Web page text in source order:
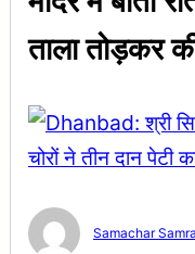
ताला तोड़कर
Samachar